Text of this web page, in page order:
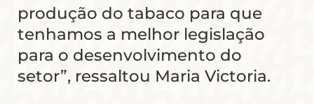
produção do tabaco para que
tenhamos a melhor legislação
para o desenvolvimento do
setor”, ressaltou Maria Victoria.